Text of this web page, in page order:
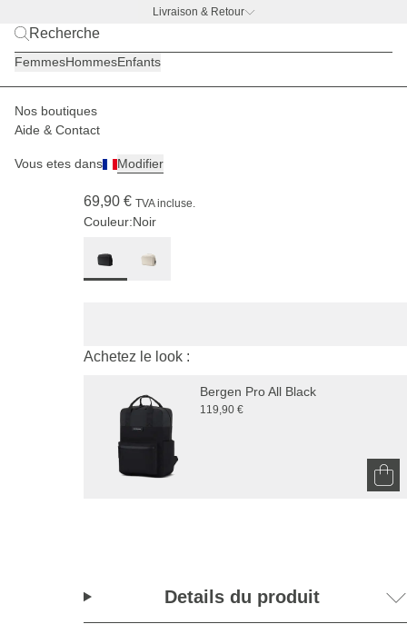
Livraison & Retour
BACK TO WORK —
FemmesHommesEnfants
Nos boutiques
Aide & Contact
Vous etes dans Modifier
Hommes Sacs à main
69,90 € TVA incluse.
Couleur:Noir
Achetez le look :
Bergen Pro All Black
119,90 €
Details du produit